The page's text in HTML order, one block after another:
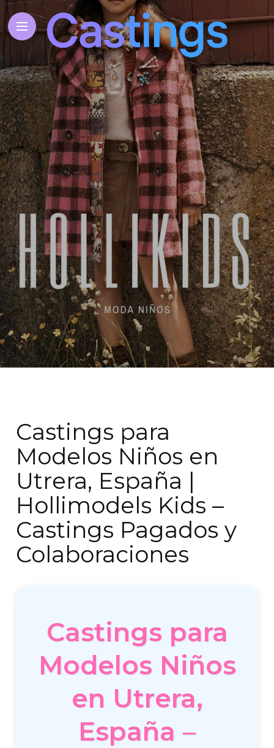
Castings para
Modelos Niños en
Utrera, España |
Hollimodels Kids –
Castings Pagados y
Colaboraciones
Castings para
Modelos Niños
en Utrera,
España –